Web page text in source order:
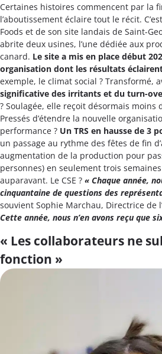
Certaines histoires commencent par la
l’aboutissement éclaire tout le récit.
Foods et de son site landais de Saint-
abrite deux usines, l’une dédiée aux
canard. Le site a mis en place début
organisation dont les résultats
exemple, le climat social ? Transformé,
significative des irritants et du turn-
? Soulagée, elle reçoit désormais moins
Pressés d’étendre la nouvelle
performance ? Un TRS en hausse de 3
un passage au rythme des fêtes de fin
augmentation de la production pour
personnes) en seulement trois
auparavant. Le CSE ? « Chaque année,
cinquantaine de questions des
souvient Sophie Marchau, Directrice de
Cette année, nous n’en avons reçu que
« Les collaborateurs ne
fonction »